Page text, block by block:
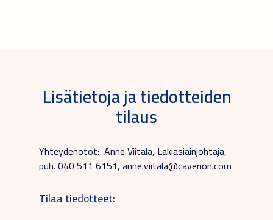
Lisätietoja ja tiedotteiden
tilaus
Yhteydenotot: Anne Viitala, Lakiasiainjohtaja,
puh. 040 511 6151, anne.viitala@caverion.com
Tilaa tiedotteet: